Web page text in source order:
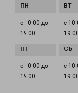
с 10:00 до
19:00
с
19:00
с 10:00 до
19:00
с
19:00